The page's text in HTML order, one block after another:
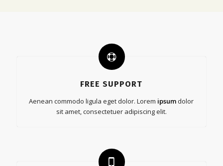
FREE SUPPORT
Aenean commodo ligula eget dolor. Lorem ipsumdolor
sit amet, consectetuer adipiscing elit.